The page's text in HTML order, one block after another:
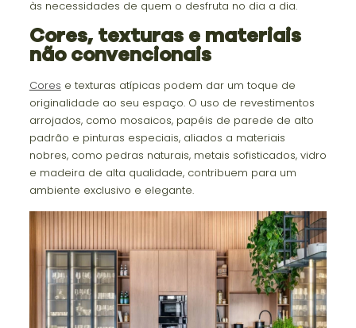
às necessidades de quem o desfruta no dia a dia.
Cores, texturas e materiais
não convencionais
Cores e texturas atípicas podem dar um toque de
originalidade ao seu espaço. O uso de revestimentos
arrojados, como mosaicos, papéis de parede de alto
padrão e pinturas especiais, aliados a materiais
nobres, como pedras naturais, metais sofisticados, vidro
e madeira de alta qualidade, contribuem para um
ambiente exclusivo e elegante.